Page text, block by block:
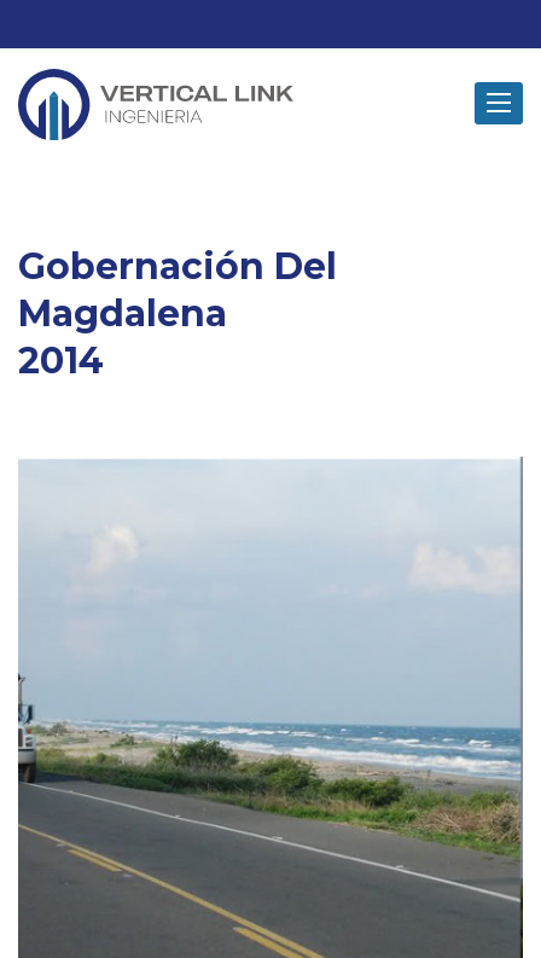
Toggle
Gobernación Del
Magdalena
2014